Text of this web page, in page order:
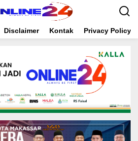
Disclaimer Kontak Privacy Policy